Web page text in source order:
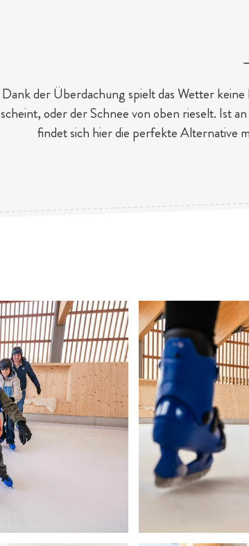
Dank der Überdachung spielt das Wetter
scheint, oder der Schnee von oben rieselt. Ist
findet sich hier die perfekte Alternative